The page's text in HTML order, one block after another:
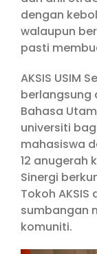
dengan
walaupun
pasti
AKSIS USIM
berlangsung
Bahasa
universiti
mahasiswa
12 anugerah
Sinergi
Tokoh
sumbangan
komuniti.